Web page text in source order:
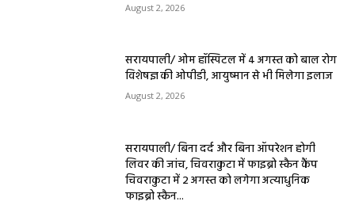
August 2, 2026
सरायपाली/ ओम हॉस्पिटल में 4 अगस्त को बाल रोग
विशेषज्ञ की ओपीडी, आयुष्मान से भी मिलेगा इलाज
August 2, 2026
सरायपाली/ बिना दर्द और बिना ऑपरेशन होगी
लिवर की जांच, चिवराकुटा में फाइब्रो स्कैन कैंप
चिवराकुटा में 2 अगस्त को लगेगा अत्याधुनिक
फाइब्रो स्कैन...